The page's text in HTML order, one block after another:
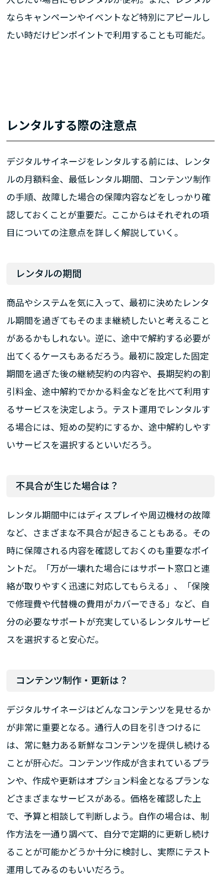
ならキャンペーンやイベントなど特別にアピールし
たい時だけピンポイントで利用することも可能だ。
レンタルする際の注意点
デジタルサイネージをレンタルする前には、レンタ
ルの月額料金、最低レンタル期間、コンテンツ制作
の手順、故障した場合の保障内容などをしっかり確
認しておくことが重要だ。ここからはそれぞれの項
目についての注意点を詳しく解説していく。
レンタルの期間
商品やシステムを気に入って、最初に決めたレンタ
ル期間を過ぎてもそのまま継続したいと考えること
があるかもしれない。逆に、途中で解約する必要が
出てくるケースもあるだろう。最初に設定した固定
期間を過ぎた後の継続契約の内容や、長期契約の割
引料金、途中解約でかかる料金などを比べて利用す
るサービスを決定しよう。テスト運用でレンタルす
る場合には、短めの契約にするか、途中解約しやす
いサービスを選択するといいだろう。
不具合が生じた場合は？
レンタル期間中にはディスプレイや周辺機材の故障
など、さまざまな不具合が起きることもある。その
時に保障される内容を確認しておくのも重要なポイ
ントだ。「万が一壊れた場合にはサポート窓口と連
絡が取りやすく迅速に対応してもらえる」、「保険
で修理費や代替機の費用がカバーできる」など、自
分の必要なサポートが充実しているレンタルサービ
スを選択すると安心だ。
コンテンツ制作・更新は？
デジタルサイネージはどんなコンテンツを見せるか
が非常に重要となる。通行人の目を引きつけるに
は、常に魅力ある新鮮なコンテンツを提供し続ける
ことが肝心だ。コンテンツ作成が含まれているプラ
ンや、作成や更新はオプション料金となるプランな
どさまざまなサービスがある。価格を確認した上
で、予算と相談して判断しよう。自作の場合は、制
作方法を一通り調べて、自分で定期的に更新し続け
ることが可能かどうか十分に検討し、実際にテスト
運用してみるのもいいだろう。